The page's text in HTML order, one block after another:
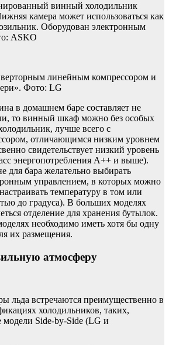
винный холодильник
камера может использоваться как
Оборудован электронным
ASKO
линейным компрессором и
Фото: LG
в домашнем баре составляет не
то винный шкаф можно без особых
лучше всего с
отличающимся низким уровнем
свидетельствует низкий уровень
энергопотребления А++ и выше).
для бара желательно выбирать
управлением, в которых можно
температуру в том или
до градуса). В больших моделях
отделение для хранения бутылок.
необходимо иметь хотя бы одну
их размещения.
атмосферу
льда встречаются преимущественно в
холодильников, таких,
Side-by-Side (LG и